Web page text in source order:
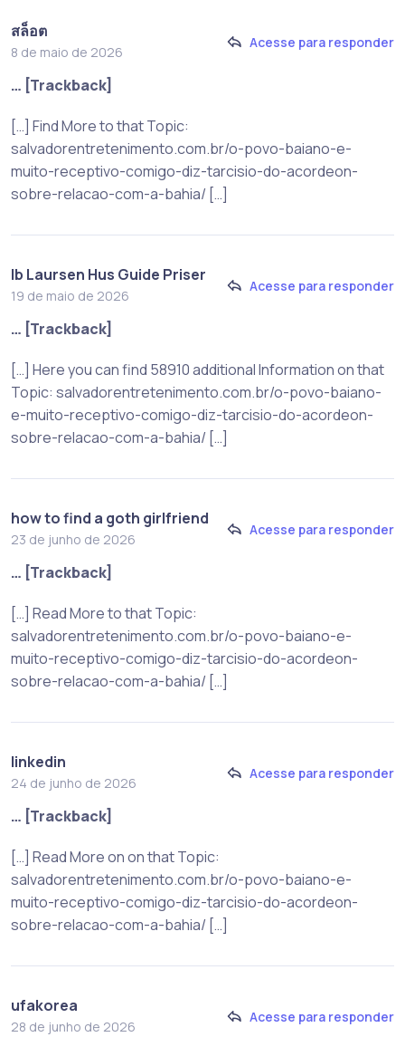
สล็อต
8 de maio de 2026
Acesse para responder
… [Trackback]
[…] Find More to that Topic:
salvadorentretenimento.com.br/o-povo-baiano-e-
muito-receptivo-comigo-diz-tarcisio-do-acordeon-
sobre-relacao-com-a-bahia/ […]
Ib Laursen Hus Guide Priser
19 de maio de 2026
Acesse para responder
… [Trackback]
[…] Here you can find 58910 additional Information on that
Topic: salvadorentretenimento.com.br/o-povo-baiano-
e-muito-receptivo-comigo-diz-tarcisio-do-acordeon-
sobre-relacao-com-a-bahia/ […]
how to find a goth girlfriend
23 de junho de 2026
Acesse para responder
… [Trackback]
[…] Read More to that Topic:
salvadorentretenimento.com.br/o-povo-baiano-e-
muito-receptivo-comigo-diz-tarcisio-do-acordeon-
sobre-relacao-com-a-bahia/ […]
linkedin
24 de junho de 2026
Acesse para responder
… [Trackback]
[…] Read More on on that Topic:
salvadorentretenimento.com.br/o-povo-baiano-e-
muito-receptivo-comigo-diz-tarcisio-do-acordeon-
sobre-relacao-com-a-bahia/ […]
ufakorea
28 de junho de 2026
Acesse para responder